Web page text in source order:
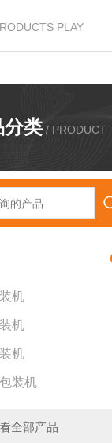
PLAY
分类 / PRODUCT
机
机
机
装机
全部产品